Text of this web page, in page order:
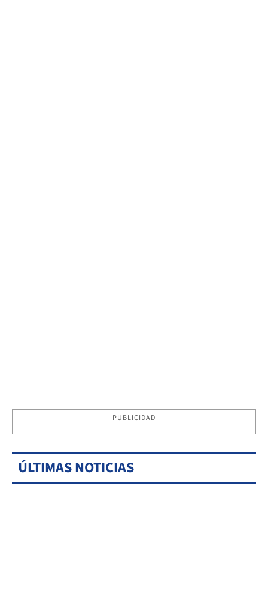
PUBLICIDAD
ÚLTIMAS NOTICIAS